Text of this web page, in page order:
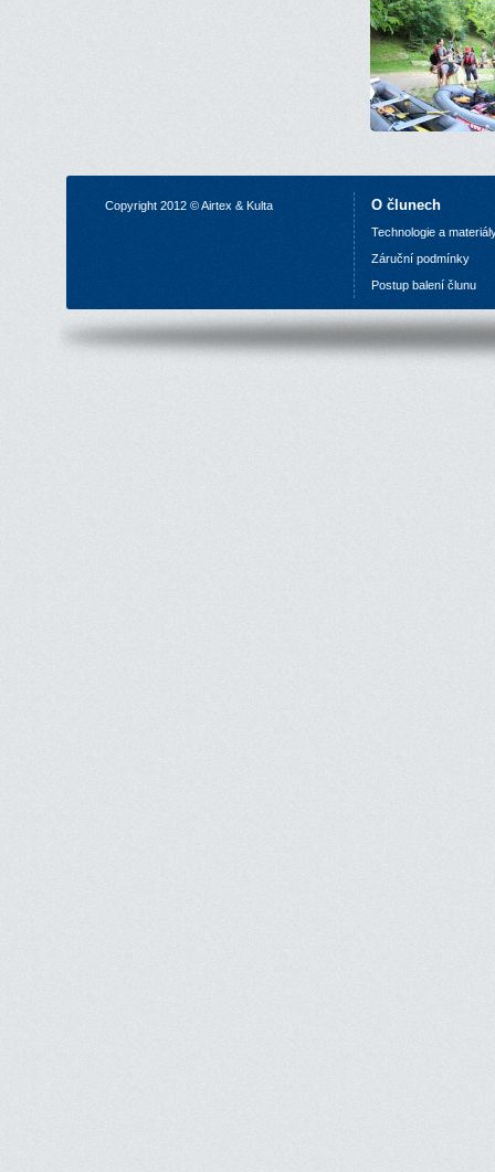
Copyright 2012 © Airtex & Kulta O člunech
Technologie a
Záruční podmínky
Postup balení člunu